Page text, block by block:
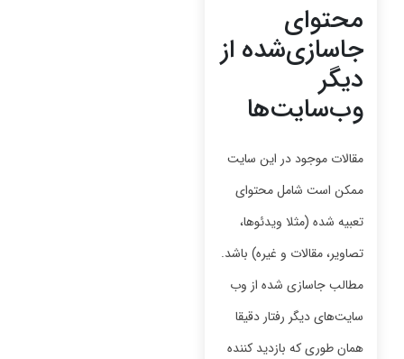
محتوای
جاسازی‌شده از
دیگر
وب‌سایت‌ها
مقالات موجود در این سایت
ممکن است شامل محتوای
تعبیه شده (مثلا ویدئوها،
تصاویر، مقالات و غیره) باشد.
مطالب جاسازی شده از وب
سایت‌های دیگر رفتار دقیقا
همان طوری که بازدید کننده